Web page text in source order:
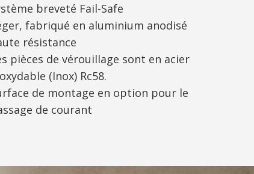
breveté Fail-Safe
fabriqué en aluminium anodisé
résistance
pièces de vérouillage sont en acier
(Inox) Rc58.
de montage en option pour le
de courant